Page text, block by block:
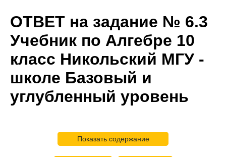
ОТВЕТ на задание № 6.3
Учебник по Алгебре 10
класс Никольский МГУ -
школе Базовый и
углубленный уровень
Показать содержание